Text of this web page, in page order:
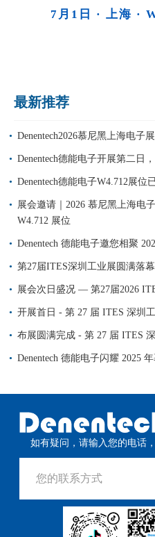
7月1日 · 上海 ·
最新推荐
Denentech2026慕尼黑上海电子
Denentech德能电子开展第二日
Denentech德能电子W4.712展位
展会邀请｜2026 慕尼黑上海电
W4.712 展位
Denentech 德能电子邀您相聚
第27届ITES深圳工业展圆满落幕
展会次日盛况 — 第27届2026
开展首日 - 第 27 届 ITES 深圳
布展圆满完成 - 第 27 届 ITES
Denentech 德能电子闪耀 2025
如有疑问，请输入您的电话